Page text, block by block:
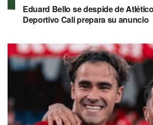
Eduard Bello se despide de
Deportivo Cali prepara su anuncio